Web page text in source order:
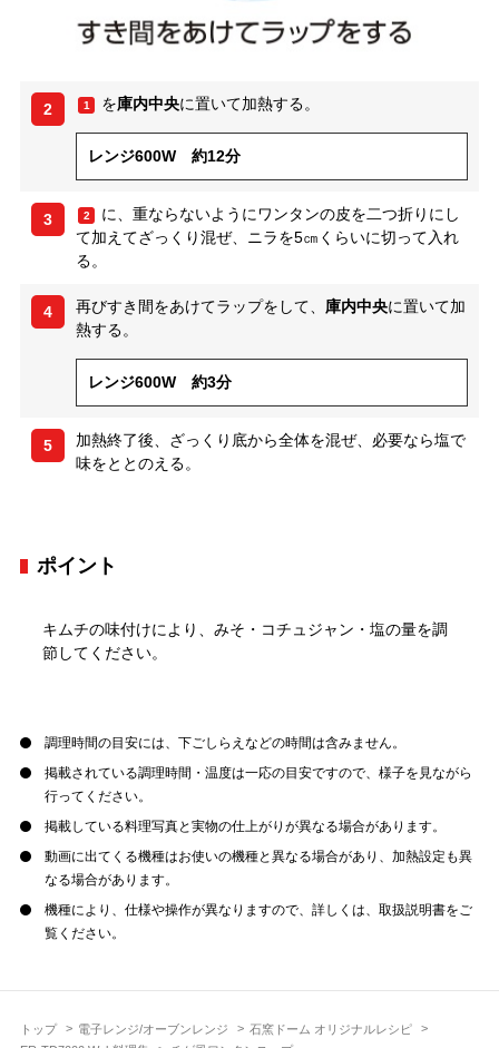
トップ 電子レンジ/オーブンレンジ
石窯ドーム オリジナルレシピ
2 1 を庫内中央に置いて加熱する。
レンジ600W 約12分
3 2
に、重ならないようにワンタンの皮を二つ折りにし
て加えてざっくり混ぜ、ニラを5㎝くらいに切って入れ
る。
4 再びすき間をあけてラップをして、 庫内中央に置いて加
熱する。
レンジ600W 約3分
5
加熱終了後、ざっくり底から全体を混ぜ、必要なら塩で
味をととのえる。
ポイント
キムチの味付けにより、みそ・コチュジャン・塩の量を調
節してください。
調理時間の目安には、下ごしらえなどの時間は含みません。
掲載されている調理時間・温度は一応の目安ですので、様子を見ながら
行ってください。
掲載している料理写真と実物の仕上がりが異なる場合があります。
動画に出てくる機種はお使いの機種と異なる場合があり、加熱設定も異
なる場合があります。
機種により、仕様や操作が異なりますので、詳しくは、取扱説明書をご
覧ください。